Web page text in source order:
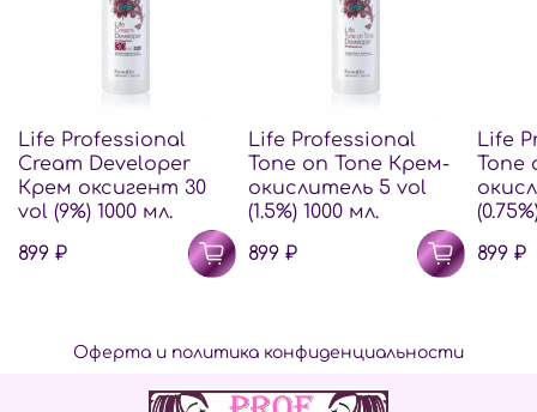
Life Professional
Cream Developer
Крем оксигент 30
vol (9%) 1000 мл.
899 ₽
Life Professional
Tone on Tone Крем-
окислитель 5 vol
(1.5%) 1000 мл.
899 ₽
Life
Tone
899 ₽
Оферта и политика конфиденциальности